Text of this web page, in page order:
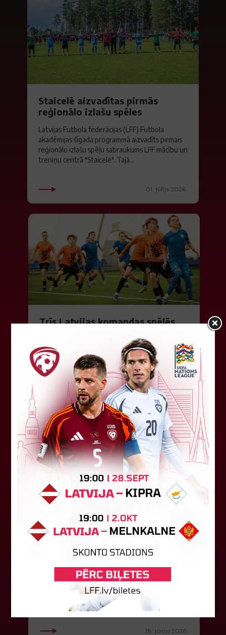
Staicelē aizvadītas pirmās
reģionālo izlašu spēles
Latvijas Futbola federācijas (LFF) Futbola
akadēmijas šīgada programmā aizvadīts pirmais
reģionālo izlašu spēļu sabraukums LFF mācību un
treniņu centrā "Staicele". Tajā...
01. jūlijs 2026.
Trīs Latvijas komandas spēlēs
Baltijas Jaunatnes futbola līgas (BYFL) finālos
iekļuvušas trīs Latvijas komandas, turklāt vienā
vecuma grupā gaidāms Latvijas pārstāvju duelis.
Iepriekš no desmit...
18. jūnijs 2026.
Valmierā notiks Jaunatnes
Olimpiādes futbola turnīri
No 18. līdz 20. jūnijam Valmierā norisināsies
Latvijas Jaunatnes X Olimpiāde, kas pulcēs vairāk
nekā 3500 jaunos sportistus no visas Latvijas.
Futbols tajā būs...
16. jūnijs 2026.